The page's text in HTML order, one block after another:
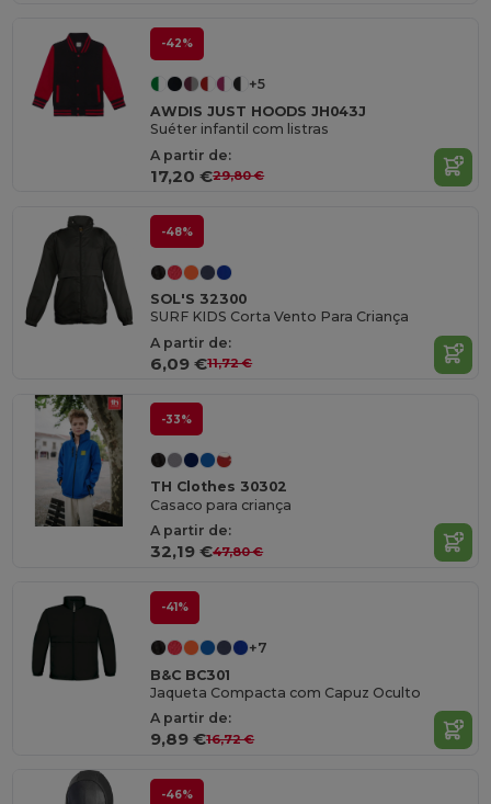
-42%
+5
AWDIS JUST HOODS JH043J
Suéter infantil com listras
A partir de:
17,20 €29,80 €
-48%
SOL'S 32300
SURF KIDS Corta Vento Para Criança
A partir de:
6,09 €11,72 €
-33%
TH Clothes 30302
Casaco para criança
A partir de:
32,19 €47,80 €
-41%
+7
B&C BC301
Jaqueta Compacta com Capuz Oculto
A partir de:
9,89 €16,72 €
-46%